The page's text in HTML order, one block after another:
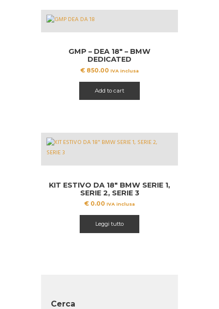
GMP – DEA 18″ – BMW
DEDICATED
€ 850.00 IVA inclusa
Add to cart
KIT ESTIVO DA 18″ BMW SERIE 1,
SERIE 2, SERIE 3
€ 0.00 IVA inclusa
Leggi tutto
Cerca